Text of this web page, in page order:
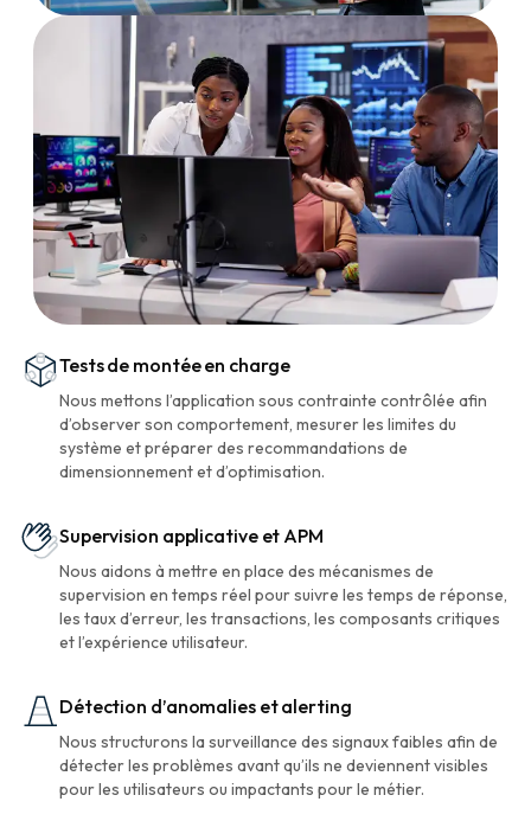
Tests de montée en charge
Nous mettons l’application sous contrainte contrôlée afin
d’observer son comportement, mesurer les limites du
système et préparer des recommandations de
dimensionnement et d’optimisation.
Supervision applicative et APM
Nous aidons à mettre en place des mécanismes de
supervision en temps réel pour suivre les temps de réponse,
les taux d’erreur, les transactions, les composants critiques
et l’expérience utilisateur.
Détection d’anomalies et alerting
Nous structurons la surveillance des signaux faibles afin de
détecter les problèmes avant qu’ils ne deviennent visibles
pour les utilisateurs ou impactants pour le métier.